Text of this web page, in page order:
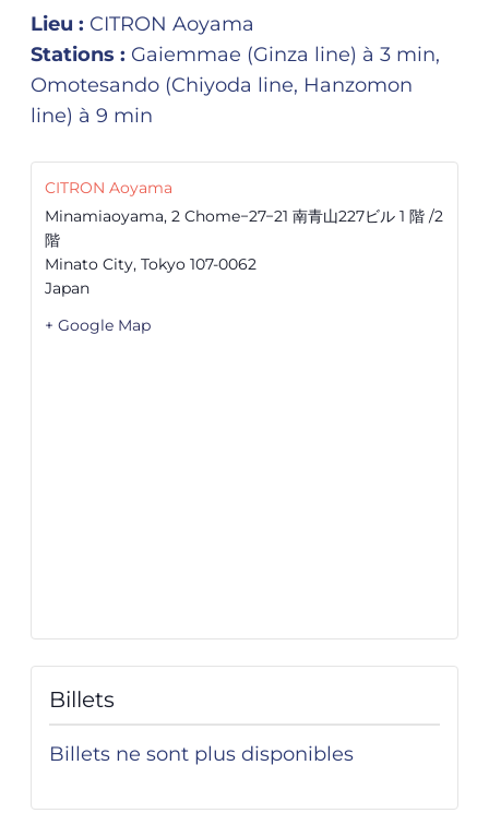
Lieu : CITRON Aoyama
Stations : Gaiemmae (Ginza line) à 3 min,
Omotesando (Chiyoda line, Hanzomon
line) à 9 min
CITRON Aoyama
Minamiaoyama, 2 Chome−27−21 南青山227ビル 1 階 /2
階
Minato City, Tokyo 107-0062
Japan
+ Google Map
Billets
Billets ne sont plus disponibles